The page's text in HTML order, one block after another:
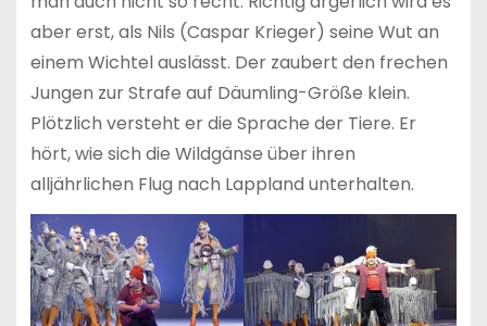
aber erst, als Nils (Caspar Krieger) seine Wut an
einem Wichtel auslässt. Der zaubert den frechen
Jungen zur Strafe auf Däumling-Größe klein.
Plötzlich versteht er die Sprache der Tiere. Er
hört, wie sich die Wildgänse über ihren
alljährlichen Flug nach Lappland unterhalten.